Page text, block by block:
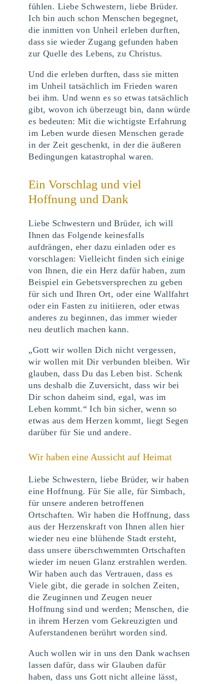
fühlen. Liebe Schwestern, liebe Brüder.
Ich bin auch schon Menschen begegnet,
die inmitten von Unheil erleben durften,
dass sie wieder Zugang gefunden haben
zur Quelle des Lebens, zu Christus.
Und die erleben durften, dass sie mitten
im Unheil tatsächlich im Frieden waren
bei ihm. Und wenn es so etwas tatsächlich
gibt, wovon ich überzeugt bin, dann würde
es bedeuten: Mit die wichtigste Erfahrung
im Leben wurde diesen Menschen gerade
in der Zeit geschenkt, in der die äußeren
Bedingungen katastrophal waren.
Ein Vorschlag und viel
Hoffnung und Dank
Liebe Schwestern und Brüder, ich will
Ihnen das Folgende keinesfalls
aufdrängen, eher dazu einladen oder es
vorschlagen: Vielleicht finden sich einige
von Ihnen, die ein Herz dafür haben, zum
Beispiel ein Gebetsversprechen zu geben
für sich und Ihren Ort, oder eine Wallfahrt
oder ein Fasten zu initiieren, oder etwas
anderes zu beginnen, das immer wieder
neu deutlich machen kann.
„Gott wir wollen Dich nicht vergessen,
wir wollen mit Dir verbunden bleiben. Wir
glauben, dass Du das Leben bist. Schenk
uns deshalb die Zuversicht, dass wir bei
Dir schon daheim sind, egal, was im
Leben kommt.“ Ich bin sicher, wenn so
etwas aus dem Herzen kommt, liegt Segen
darüber für Sie und andere.
Wir haben eine Aussicht auf Heimat
Liebe Schwestern, liebe Brüder, wir haben
eine Hoffnung. Für Sie alle, für Simbach,
für unsere anderen betroffenen
Ortschaften. Wir haben die Hoffnung, dass
aus der Herzenskraft von Ihnen allen hier
wieder neu eine blühende Stadt ersteht,
dass unsere überschwemmten Ortschaften
wieder im neuen Glanz erstrahlen werden.
Wir haben auch das Vertrauen, dass es
Viele gibt, die gerade in solchen Zeiten,
die Zeuginnen und Zeugen neuer
Hoffnung sind und werden; Menschen, die
in ihrem Herzen vom Gekreuzigten und
Auferstandenen berührt worden sind.
Auch wollen wir in uns den Dank wachsen
lassen dafür, dass wir Glauben dafür
haben, dass uns Gott nicht alleine lässt,